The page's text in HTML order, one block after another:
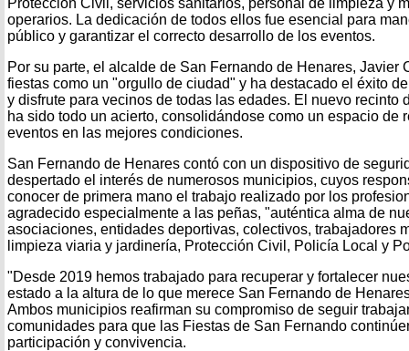
operarios. La dedicación de todos ellos fue esencial para
público y garantizar el correcto desarrollo de los eventos.
Por su parte, el alcalde de San Fernando de Henares, Javier
fiestas como un "orgullo de ciudad" y ha destacado el éxito
y disfrute para vecinos de todas las edades. El nuevo recinto
ha sido todo un acierto, consolidándose como un espacio de
eventos en las mejores condiciones.
San Fernando de Henares contó con un dispositivo de
despertado el interés de numerosos municipios, cuyos
conocer de primera mano el trabajo realizado por los
agradecido especialmente a las peñas, "auténtica alma de
asociaciones, entidades deportivas, colectivos, trabajadores
limpieza viaria y jardinería, Protección Civil, Policía Local y
"Desde 2019 hemos trabajado para recuperar y fortalecer
estado a la altura de lo que merece San Fernando de
Ambos municipios reafirman su compromiso de seguir
comunidades para que las Fiestas de San Fernando
participación y convivencia.